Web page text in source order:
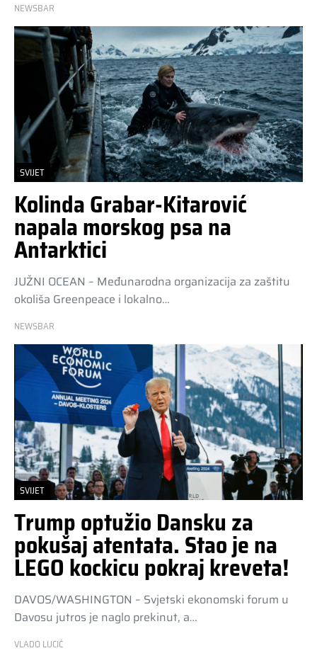
NEWSBAR
SVIJET
Kolinda Grabar-Kitarović
napala morskog psa na
Antarktici
JUŽNI OCEAN – Međunarodna organizacija za zaštitu
okoliša Greenpeace i lokalno…
NEWSBAR
SVIJET
Trump optužio Dansku za
pokušaj atentata. Stao je na
LEGO kockicu pokraj kreveta!
DAVOS/WASHINGTON – Svjetski ekonomski forum u
Davosu jutros je naglo prekinut, a…
VLADO LUCIĆ